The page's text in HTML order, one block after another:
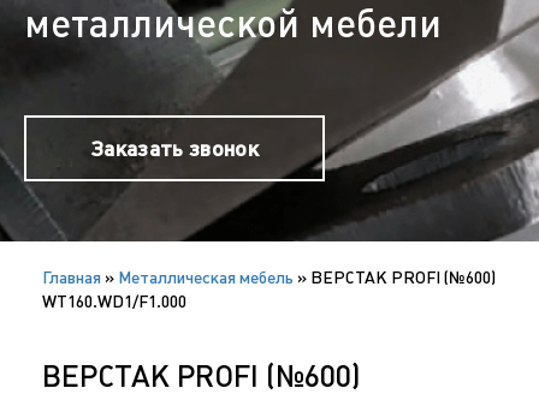
металлической мебели
Заказать звонок
Главная » Металлическая мебель » ВЕРСТАК PROFI (№600)
WT160.WD1/F1.000
ВЕРСТАК PROFI (№600)